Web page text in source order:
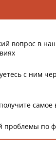
вопрос в
с ним
по